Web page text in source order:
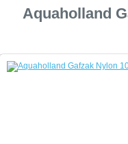
Filter materialen en
Aquaholland Gafzak
Aquaholland